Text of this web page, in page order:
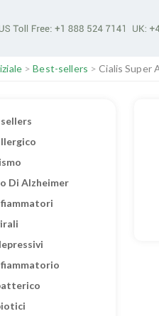
>Best-sellers >Cialis Super
Di Alzheimer